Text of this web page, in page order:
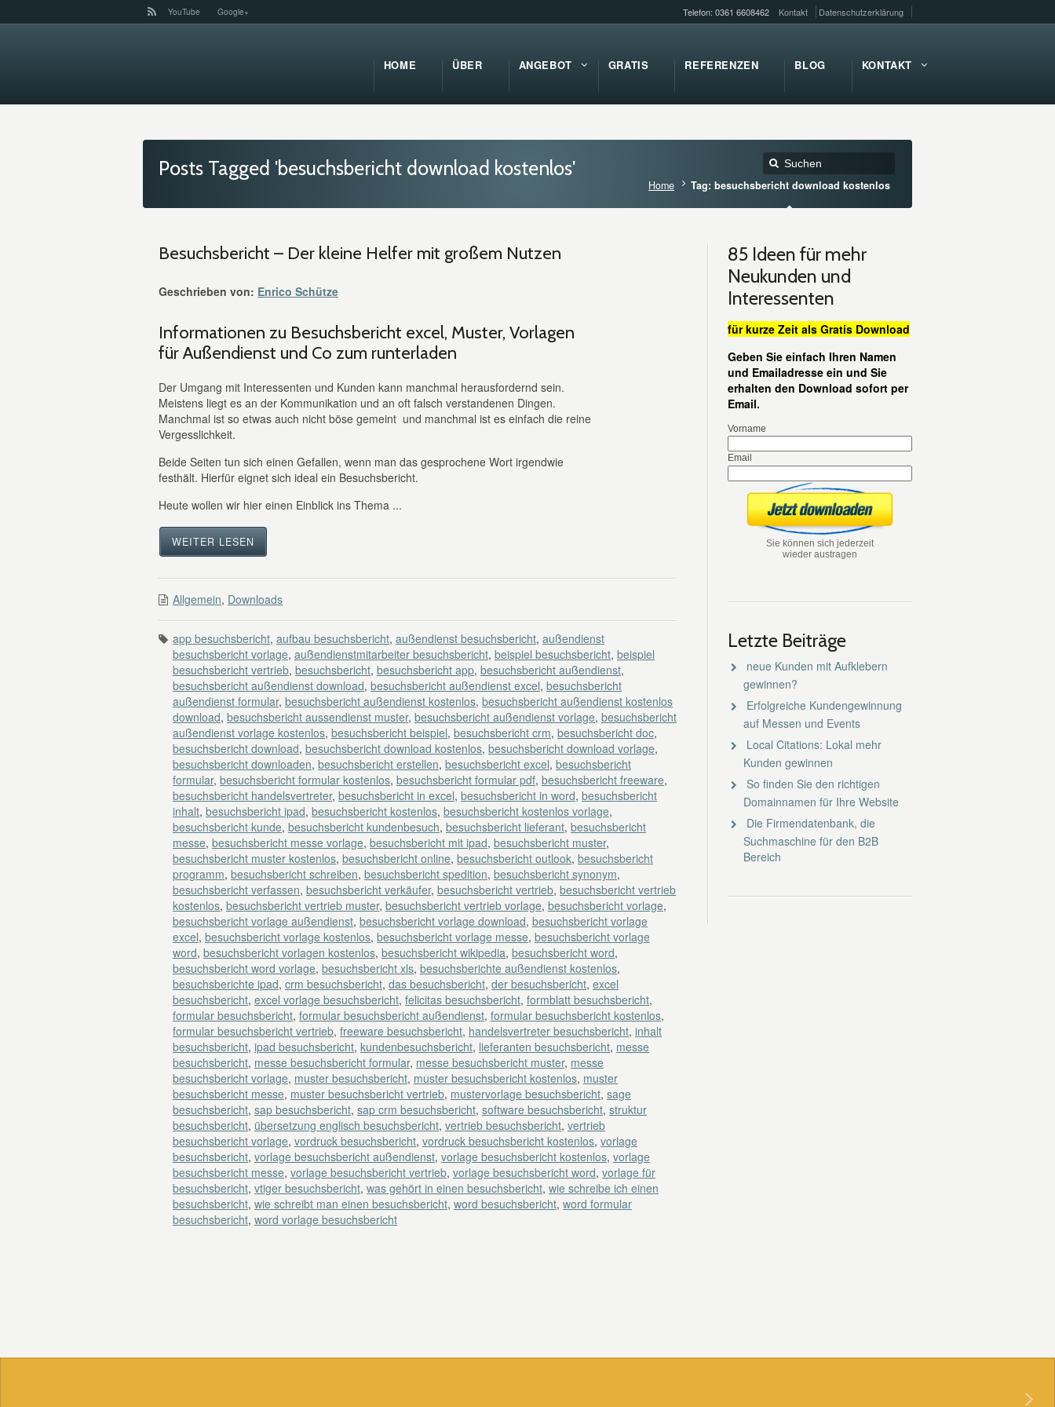
YouTube Google+ Telefon: 0361 6608462 Kontakt Datenschutzerklärung
HOME ÜBER ANGEBOT GRATIS REFERENZEN BLOG KONTAKT
Posts Tagged 'besuchsbericht download kostenlos'
Home Tag: besuchsbericht download kostenlos
Besuchsbericht – Der kleine Helfer mit großem Nutzen
Geschrieben von: Enrico Schütze
Informationen zu Besuchsbericht excel, Muster, Vorlagen
für Außendienst und Co zum runterladen
Der Umgang mit Interessenten und Kunden kann manchmal herausfordernd sein.
Meistens liegt es an der Kommunikation und an oft falsch verstandenen Dingen.
Manchmal ist so etwas auch nicht böse gemeint und manchmal ist es einfach die reine
Vergesslichkeit.
Beide Seiten tun sich einen Gefallen, wenn man das gesprochene Wort irgendwie
festhält. Hierfür eignet sich ideal ein Besuchsbericht.
Heute wollen wir hier einen Einblick ins Thema ...
WEITER LESEN
Allgemein, Downloads
app besuchsbericht, aufbau besuchsbericht, außendienst besuchsbericht, außendienst
besuchsbericht vorlage, außendienstmitarbeiter besuchsbericht, beispiel besuchsbericht, beispiel
besuchsbericht vertrieb, besuchsbericht, besuchsbericht app, besuchsbericht außendienst,
besuchsbericht außendienst download, besuchsbericht außendienst excel, besuchsbericht
außendienst formular, besuchsbericht außendienst kostenlos, besuchsbericht außendienst kostenlos
download, besuchsbericht aussendienst muster, besuchsbericht außendienst vorlage, besuchsbericht
außendienst vorlage kostenlos, besuchsbericht beispiel, besuchsbericht crm, besuchsbericht doc,
besuchsbericht download, besuchsbericht download kostenlos, besuchsbericht download vorlage,
besuchsbericht downloaden, besuchsbericht erstellen, besuchsbericht excel, besuchsbericht
formular, besuchsbericht formular kostenlos, besuchsbericht formular pdf, besuchsbericht freeware,
besuchsbericht handelsvertreter, besuchsbericht in excel, besuchsbericht in word, besuchsbericht
inhalt, besuchsbericht ipad, besuchsbericht kostenlos, besuchsbericht kostenlos vorlage,
besuchsbericht kunde, besuchsbericht kundenbesuch, besuchsbericht lieferant, besuchsbericht
messe, besuchsbericht messe vorlage, besuchsbericht mit ipad, besuchsbericht muster,
besuchsbericht muster kostenlos, besuchsbericht online, besuchsbericht outlook, besuchsbericht
programm, besuchsbericht schreiben, besuchsbericht spedition, besuchsbericht synonym,
besuchsbericht verfassen, besuchsbericht verkäufer, besuchsbericht vertrieb, besuchsbericht vertrieb
kostenlos, besuchsbericht vertrieb muster, besuchsbericht vertrieb vorlage, besuchsbericht vorlage,
besuchsbericht vorlage außendienst, besuchsbericht vorlage download, besuchsbericht vorlage
excel, besuchsbericht vorlage kostenlos, besuchsbericht vorlage messe, besuchsbericht vorlage
word, besuchsbericht vorlagen kostenlos, besuchsbericht wikipedia, besuchsbericht word,
besuchsbericht word vorlage, besuchsbericht xls, besuchsberichte außendienst kostenlos,
besuchsberichte ipad, crm besuchsbericht, das besuchsbericht, der besuchsbericht, excel
besuchsbericht, excel vorlage besuchsbericht, felicitas besuchsbericht, formblatt besuchsbericht,
formular besuchsbericht, formular besuchsbericht außendienst, formular besuchsbericht kostenlos,
formular besuchsbericht vertrieb, freeware besuchsbericht, handelsvertreter besuchsbericht, inhalt
besuchsbericht, ipad besuchsbericht, kundenbesuchsbericht, lieferanten besuchsbericht, messe
besuchsbericht, messe besuchsbericht formular, messe besuchsbericht muster, messe
besuchsbericht vorlage, muster besuchsbericht, muster besuchsbericht kostenlos, muster
besuchsbericht messe, muster besuchsbericht vertrieb, mustervorlage besuchsbericht, sage
besuchsbericht, sap besuchsbericht, sap crm besuchsbericht, software besuchsbericht, struktur
besuchsbericht, übersetzung englisch besuchsbericht, vertrieb besuchsbericht, vertrieb
besuchsbericht vorlage, vordruck besuchsbericht, vordruck besuchsbericht kostenlos, vorlage
besuchsbericht, vorlage besuchsbericht außendienst, vorlage besuchsbericht kostenlos, vorlage
besuchsbericht messe, vorlage besuchsbericht vertrieb, vorlage besuchsbericht word, vorlage für
besuchsbericht, vtiger besuchsbericht, was gehört in einen besuchsbericht, wie schreibe ich einen
besuchsbericht, wie schreibt man einen besuchsbericht, word besuchsbericht, word formular
besuchsbericht, word vorlage besuchsbericht
85 Ideen für mehr
Neukunden und
Interessenten
für kurze Zeit als Gratis Download
Geben Sie einfach Ihren Namen
und Emailadresse ein und Sie
erhalten den Download sofort per
Email.
Vorname
Email
Sie können sich jederzeit
wieder austragen
Letzte Beiträge
neue Kunden mit Aufklebern
gewinnen?
Erfolgreiche Kundengewinnung
auf Messen und Events
Local Citations: Lokal mehr
Kunden gewinnen
So finden Sie den richtigen
Domainnamen für Ihre Website
Die Firmendatenbank, die
Suchmaschine für den B2B
Bereich